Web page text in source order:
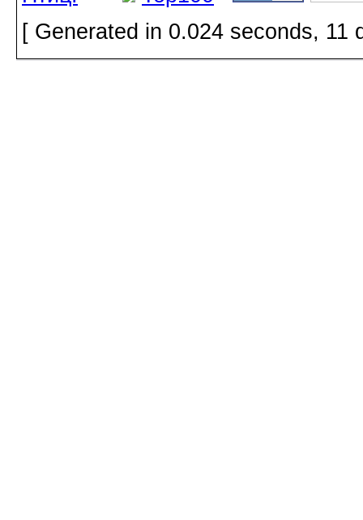
[ Generated in 0.024 seconds, 11